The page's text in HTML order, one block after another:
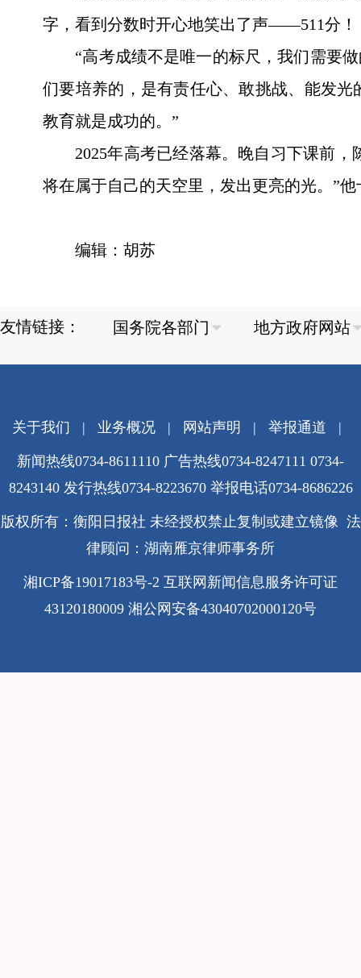
字，看到分数时开心地笑出了声——511分！
“高考成绩不是唯一的标尺，我们需要
们要培养的，是有责任心、敢挑战、能发
教育就是成功的。”
2025年高考已经落幕。晚自习下课前
将在属于自己的天空里，发出更亮的光。”
编辑：胡苏
友情链接：
关于我们 | 业务概况| 网站声明 | 举报通道 |
新闻热线0734-8611110 广告热线0734-8247111 0734-
8243140 发行热线0734-8223670 举报电话0734-8686226
版权所有：衡阳日报社 未经授权禁止复制或建立镜像 法
律顾问：湖南雁京律师事务所
湘ICP备19017183号-2 互联网新闻信息服务许可证
43120180009 湘公网安备43040702000120号